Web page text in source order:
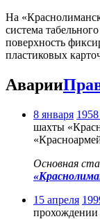
На
система
поверхность
пластиковых
Аварии
8 января
шахты
Основная
15 апреля
прохождении